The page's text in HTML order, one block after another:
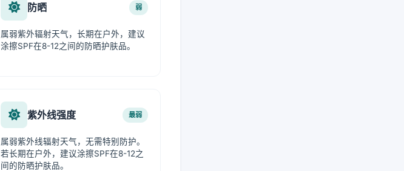
防晒 弱
属弱紫外辐射天气，长期在户外，建议
涂擦SPF在8-12之间的防晒护肤品。
紫外线强度 最弱
属弱紫外线辐射天气，无需特别防护。
若长期在户外，建议涂擦SPF在8-12之
间的防晒护肤品。